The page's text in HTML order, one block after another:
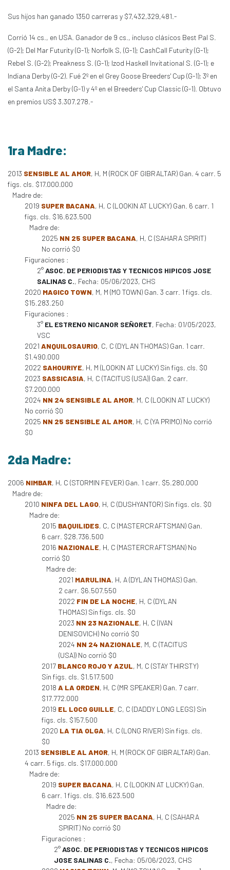
Sus hijos han ganado 1350 carreras y $7,432,329,481.-
Corrió 14 cs., en USA. Ganador de 9 cs., incluso clásicos Best Pal S.
(G-2); Del Mar Futurity (G-1); Norfolk S, (G-1); CashCall Futurity (G-1);
Rebel S. (G-2); Preakness S. (G-1); Izod Haskell Invitational S. (G-1); e
Indiana Derby (G-2). Fué 2º en el Grey Goose Breeders' Cup (G-1); 3º en
el Santa Anita Derby (G-1) y 4º en el Breeders' Cup Classic (G-1). Obtuvo
en premios US$ 3.307.278.-
1ra Madre:
2013 SENSIBLE AL AMOR, H, M (ROCK OF GIBRALTAR) Gan. 4 carr. 5
figs. cls. $17.000.000
Madre de:
2019 SUPER BACANA, H, C (LOOKIN AT LUCKY) Gan. 6 carr. 1
figs. cls. $16.623.500
Madre de:
2025 NN 25 SUPER BACANA, H, C (SAHARA SPIRIT)
No corrió $0
Figuraciones :
2°ASOC. DE PERIODISTAS Y TECNICOS HIPICOS JOSE
SALINAS C., Fecha: 05/06/2023, CHS
2020 MAGICO TOWN, M, M (MO TOWN) Gan. 3 carr. 1 figs. cls.
$15.283.250
Figuraciones :
3° EL ESTRENO NICANOR SEÑORET, Fecha: 01/05/2023,
VSC
2021 ANQUILOSAURIO, C, C (DYLAN THOMAS) Gan. 1 carr.
$1.490.000
2022 SAHOURIYE, H, M (LOOKIN AT LUCKY) Sin figs. cls. $0
2023 SASSICASIA, H, C (TACITUS (USA)) Gan. 2 carr.
$7.200.000
2024 NN 24 SENSIBLE AL AMOR, M, C (LOOKIN AT LUCKY)
No corrió $0
2025 NN 25 SENSIBLE AL AMOR, H, C (YA PRIMO) No corrió
$0
2da Madre:
2006 NIMBAR, H, C (STORMIN FEVER) Gan. 1 carr. $5.280.000
Madre de:
2010 NINFA DEL LAGO, H, C (DUSHYANTOR) Sin figs. cls. $0
Madre de:
2015 BAQUILIDES, C, C (MASTERCRAFTSMAN) Gan.
6 carr. $28.736.500
2016 NAZIONALE, H, C (MASTERCRAFTSMAN) No
corrió $0
Madre de:
2021 MARULINA, H, A (DYLAN THOMAS) Gan.
2 carr. $6.507.550
2022 FIN DE LA NOCHE, H, C (DYLAN
THOMAS) Sin figs. cls. $0
2023 NN 23 NAZIONALE, H, C (IVAN
DENISOVICH) No corrió $0
2024 NN 24 NAZIONALE, M, C (TACITUS
(USA)) No corrió $0
2017 BLANCO ROJO Y AZUL, M, C (STAY THIRSTY)
Sin figs. cls. $1.517.500
2018 A LA ORDEN, H, C (MR SPEAKER) Gan. 7 carr.
$17.772.000
2019 EL LOCO GUILLE, C, C (DADDY LONG LEGS) Sin
figs. cls. $157.500
2020 LA TIA OLGA, H, C (LONG RIVER) Sin figs. cls.
$0
2013 SENSIBLE AL AMOR, H, M (ROCK OF GIBRALTAR) Gan.
4 carr. 5 figs. cls. $17.000.000
Madre de:
2019 SUPER BACANA, H, C (LOOKIN AT LUCKY) Gan.
6 carr. 1 figs. cls. $16.623.500
Madre de:
2025 NN 25 SUPER BACANA, H, C (SAHARA
SPIRIT) No corrió $0
Figuraciones :
2°ASOC. DE PERIODISTAS Y TECNICOS HIPICOS
JOSE SALINAS C., Fecha: 05/06/2023, CHS